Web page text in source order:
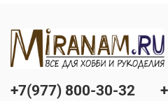
+7(977) 800-30-32